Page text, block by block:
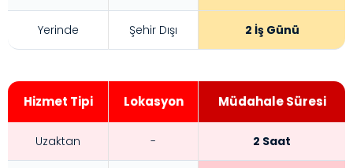
Yerinde Şehir Dışı 2 İş Günü
Hizmet Tipi Lokasyon Müdahale Süresi
Uzaktan - 2 Saat